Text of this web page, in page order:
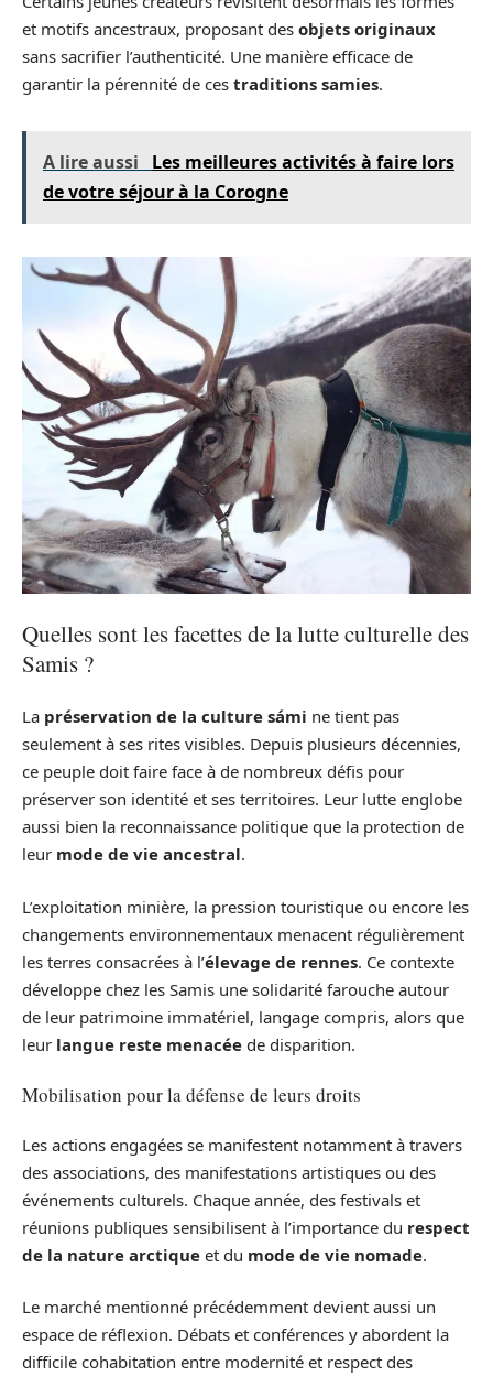
et motifs ancestraux, proposant des objets originaux
sans sacrifier l’authenticité. Une manière efficace de
garantir la pérennité de ces traditions samies.
A lire aussi
Les meilleures activités à faire lors
de votre séjour à la Corogne
Quelles sont les facettes de la lutte culturelle des
Samis ?
La préservation de la culture sámi ne tient pas
seulement à ses rites visibles. Depuis plusieurs décennies,
ce peuple doit faire face à de nombreux défis pour
préserver son identité et ses territoires. Leur lutte englobe
aussi bien la reconnaissance politique que la protection de
leur mode de vie ancestral.
L’exploitation minière, la pression touristique ou encore les
changements environnementaux menacent régulièrement
les terres consacrées à l’élevage de rennes. Ce contexte
développe chez les Samis une solidarité farouche autour
de leur patrimoine immatériel, langage compris, alors que
leur langue reste menacée de disparition.
Mobilisation pour la défense de leurs droits
Les actions engagées se manifestent notamment à travers
des associations, des manifestations artistiques ou des
événements culturels. Chaque année, des festivals et
réunions publiques sensibilisent à l’importance du respect
de la nature arctique et du mode de vie nomade.
Le marché mentionné précédemment devient aussi un
espace de réflexion. Débats et conférences y abordent la
difficile cohabitation entre modernité et respect des